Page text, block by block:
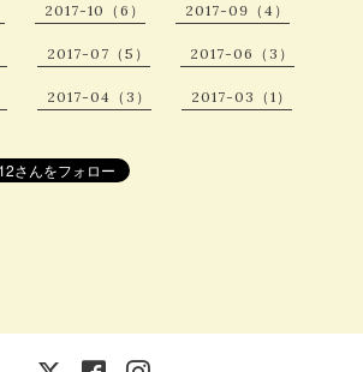
2017-10（6） 2017-09（4）
2017-07（5） 2017-06（3）
2017-04（3） 2017-03（1）